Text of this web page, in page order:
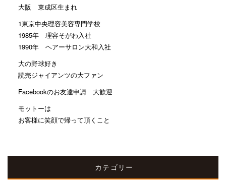
大阪 東成区生まれ
1東京中央理容美容専門学校
1985年 理容そがわ入社
1990年 ヘアーサロン大和入社
大の野球好き
読売ジャイアンツの大ファン
Facebookのお友達申請 大歓迎
モットーは
お客様に笑顔で帰って頂くこと
カテゴリー